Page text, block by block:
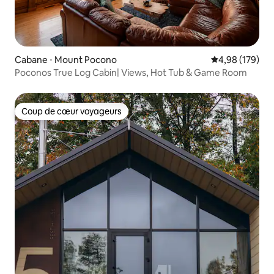
Cabane ⋅ Mount Pocono Évaluation
4,98 (179)
Poconos True Log Cabin| Views, Hot Tub & Game Room
Coup de cœur voyageurs
Coup de cœur voyageurs